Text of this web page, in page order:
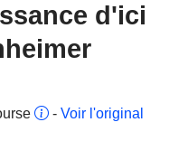
d'ici
- Voir l'original